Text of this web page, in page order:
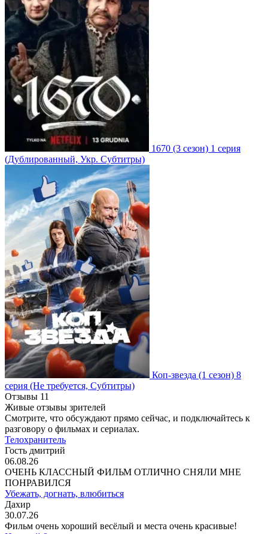
1670 (3 сезон) 1 серия
(Дублированный, Укр. Субтитры)
Коп-звезда (1 сезон) 8
серия (Не требуется, Субтитры)
Отзывы 11
Живые отзывы зрителей
Смотрите, что обсуждают прямо сейчас, и подключайтесь к
разговору о фильмах и сериалах.
Телохранитель
Гость дмитрий
06.08.26
ОЧЕНЬ КЛАССНЫЙ ФИЛЬМ ОТЛИЧНО СНЯЛИ МНЕ
ПОНРАВИЛСЯ
Убежать, догнать, влюбиться
Дахир
30.07.26
Фильм очень хороший весёлый и места очень красивые!